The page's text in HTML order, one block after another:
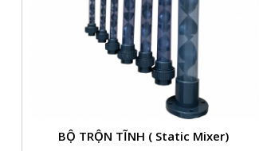
BỘ TRỘN TĨNH ( Static Mixer)